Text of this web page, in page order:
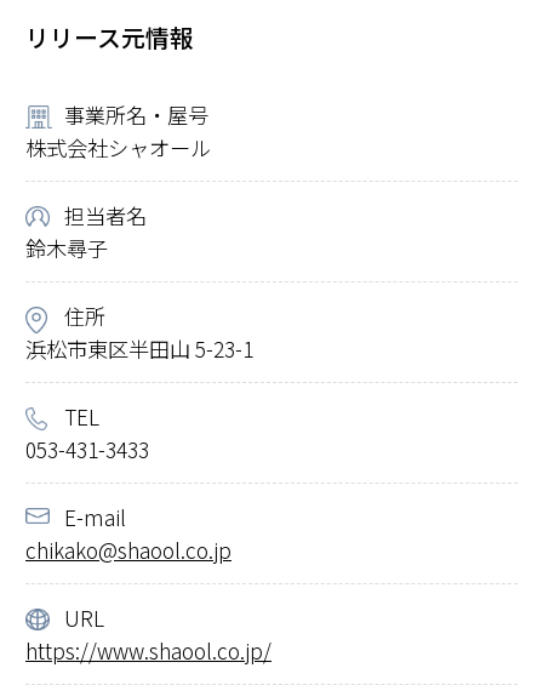
リリース元情報
事業所名・屋号
株式会社シャオール
担当者名
鈴木尋子
住所
浜松市東区半田山 5-23-1
TEL
053-431-3433
E-mail
chikako@shaool.co.jp
URL
https://www.shaool.co.jp/